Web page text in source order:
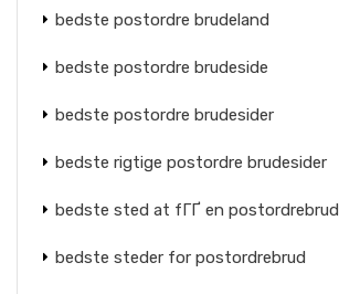
bedste postordre brudeland
bedste postordre brudeside
bedste postordre brudesider
bedste rigtige postordre brudesider
bedste sted at fГҐ en postordrebrud
bedste steder for postordrebrud